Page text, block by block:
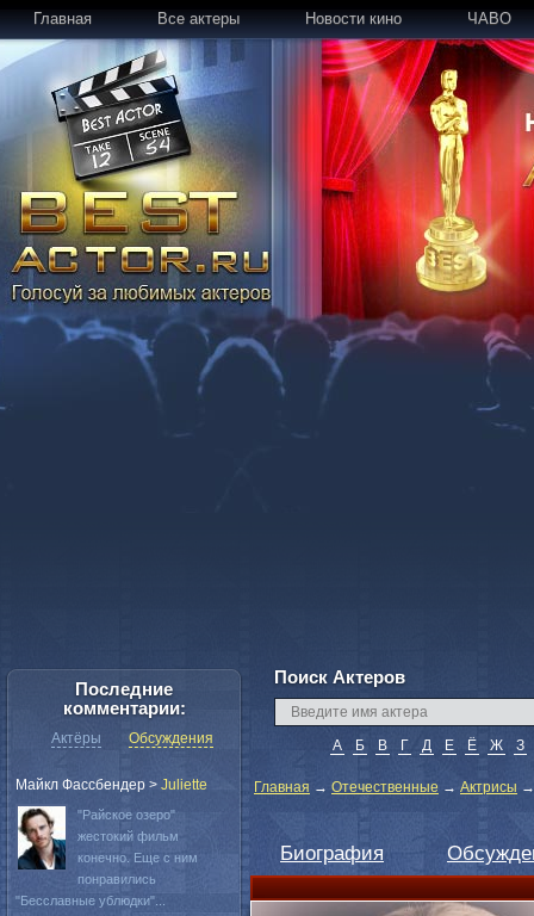
Главная Все актеры Новости кино ЧАВО
Поиск Актеров
А Б В Г Д Е Ё Ж З
Главная → Отечественные → Актрисы
Биография
Последние
комментарии:
Актёры Обсуждения
Майкл Фассбендер > Juliette
"Райское озеро"
жестокий фильм
конечно. Еще с ним
понравились
"Бесславные ублюдки"...